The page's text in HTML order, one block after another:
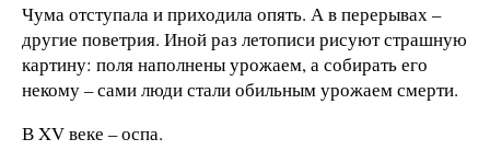
Чума отступала и приходила опять. А в перерывах –
другие поветрия. Иной раз летописи рисуют страшную
картину: поля наполнены урожаем, а собирать его
некому – сами люди стали обильным урожаем смерти.
В XV веке – оспа.